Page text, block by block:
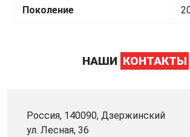
Поколение
НАШИ КОНТАКТЫ
Россия, 140090, Дзержинский
ул. Лесная, 36